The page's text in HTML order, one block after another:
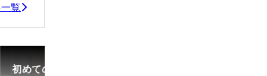
覧
初めての中古車選び、購入時の流れや必要な書類などに